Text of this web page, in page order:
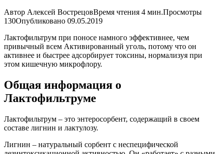
Автор Алексей ВострецовВремя чтения 4 мин.Просмотры
130Опубликовано 09.05.2019
Лактофильтрум при поносе намного эффективнее, чем
привычный всем Активированный уголь, потому что он
активнее и быстрее адсорбирует токсины, нормализуя при
этом кишечную микрофлору.
Общая информация о
Лактофильтруме
Лактофильтрум – это энтеросорбент, содержащий в своем
составе лигнин и лактулозу.
Лигнин – натуральный сорбент с неспецифической